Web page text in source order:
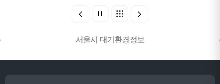
서울시 대기환경정보